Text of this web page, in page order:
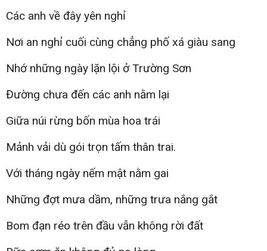
Các anh về đây yên nghỉ
Nơi an nghỉ cuối cùng chẳng phố xá giàu sang
Nhớ những ngày lặn lội ở Trường Sơn
Đường chưa đến các anh nằm lại
Giữa núi rừng bốn mùa hoa trái
Mảnh vải dù gói trọn tấm thân trai.
Với tháng ngày nếm mật nằm gai
Những đợt mưa dầm, những trưa nắng gắt
Bom đạn réo trên đầu vẫn không rời đất